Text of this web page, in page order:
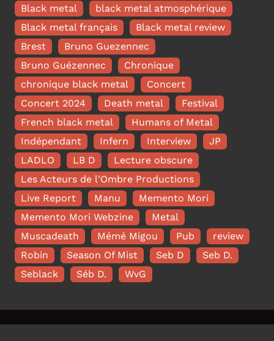
Black metal
black metal atmosphérique
Black metal français
Black metal review
Brest
Bruno Guezennec
Bruno Guézennec
Chronique
chronique black metal
Concert
Concert 2024
Death metal
Festival
French black metal
Humans of Metal
Indépendant
Infern Interview
JP
LADLO
LB D
Lecture obscure
Les Acteurs de l'Ombre Productions
Live Report
Manu
Memento Mori
Memento Mori Webzine
Metal
Muscadeath
Mémé Migou Pub
review
Robin
Season Of Mist Seb D
Seb D.
Seblack
Séb D. WvG